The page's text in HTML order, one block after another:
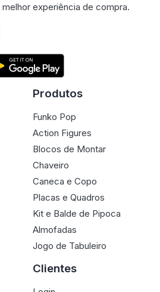
experiência de compra.
Produtos
Funko Pop
Action Figures
Blocos de Montar
Chaveiro
Caneca e Copo
Placas e Quadros
Kit e Balde de Pipoca
Almofadas
Jogo de Tabuleiro
Clientes